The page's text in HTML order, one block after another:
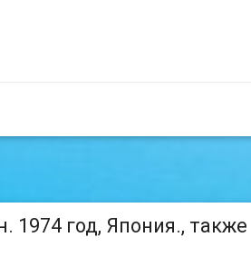
1974 год, Япония., также